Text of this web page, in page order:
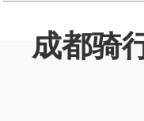
成都骑